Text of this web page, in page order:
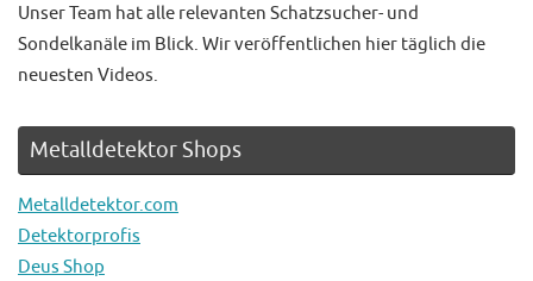
Unser Team hat alle relevanten Schatzsucher- und
Sondelkanäle im Blick. Wir veröffentlichen hier täglich die
neuesten Videos.
Metalldetektor Shops
Metalldetektor.com
Detektorprofis
Deus Shop